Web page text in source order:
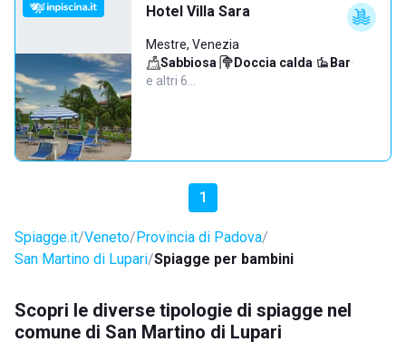
Hotel Villa Sara
Mestre, Venezia
Sabbiosa· Doccia calda· Bar·
e altri 6…
1
Spiagge.it Veneto Provincia di Padova
San Martino di Lupari Spiagge per bambini
Scopri le diverse tipologie di spiagge nel
comune di San Martino di Lupari